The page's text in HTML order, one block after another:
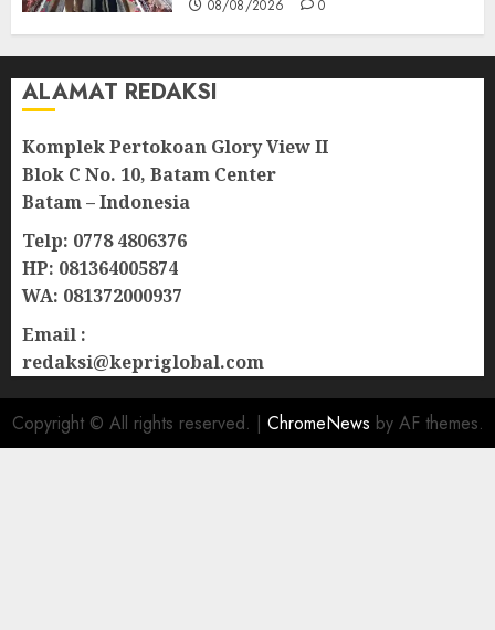
08/08/2026 0
ALAMAT REDAKSI
Komplek Pertokoan Glory View II
Blok C No. 10, Batam Center
Batam – Indonesia
Telp: 0778 4806376
HP: 081364005874
WA: 081372000937
Email :
redaksi@kepriglobal.com
Copyright © All rights reserved. | ChromeNews by AF themes.